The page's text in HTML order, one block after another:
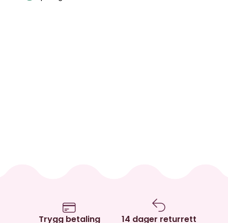
Trygg betaling 14 dager returrett